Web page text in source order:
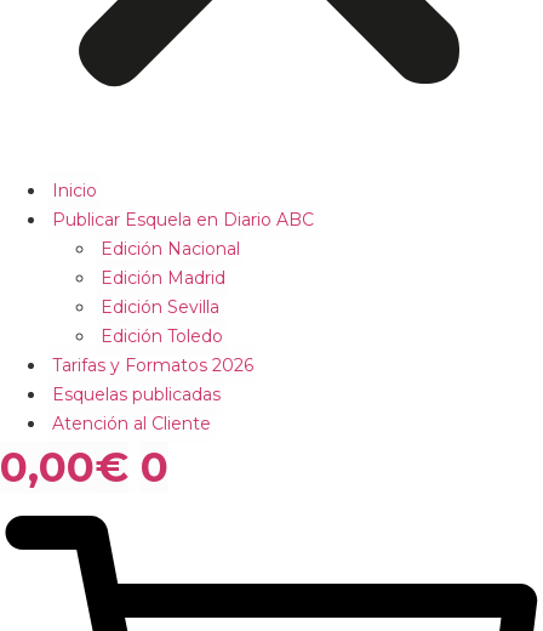
Inicio
Publicar Esquela en Diario ABC
Edición Nacional
Edición Madrid
Edición Sevilla
Edición Toledo
Tarifas y Formatos 2026
Esquelas publicadas
Atención al Cliente
0,00€ 0